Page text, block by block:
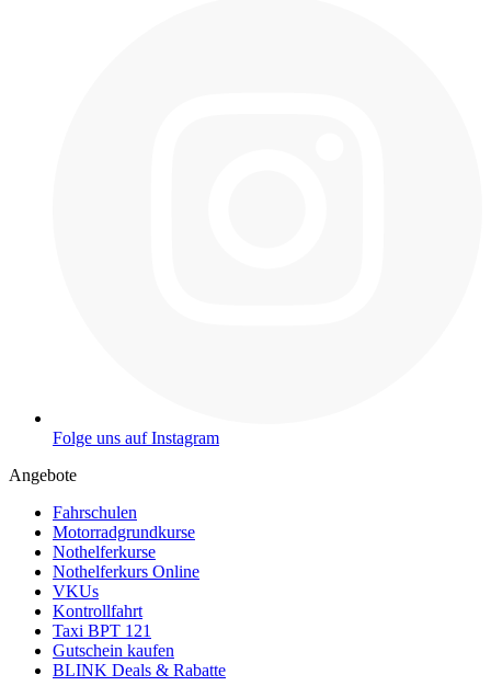
Folge uns auf Instagram
Angebote
Fahrschulen
Motorradgrundkurse
Nothelferkurse
Nothelferkurs Online
VKUs
Kontrollfahrt
Taxi BPT 121
Gutschein kaufen
BLINK Deals & Rabatte